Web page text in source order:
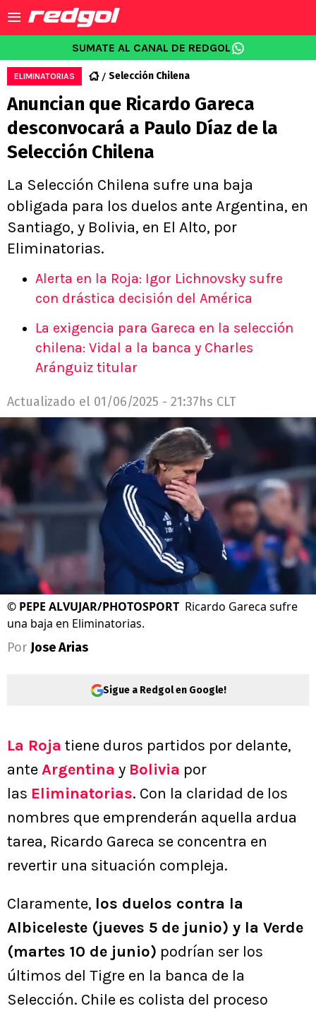
SUMATE AL CANAL DE REDGOL
ELIMINATORIAS Selección Chilena
Anuncian que Ricardo Gareca
desconvocará a Paulo Díaz de la
Selección Chilena
La Selección Chilena sufre una baja
obligada para los duelos ante Argentina, en
Santiago, y Bolivia, en El Alto, por
Eliminatorias.
Alerta en la Roja: Igor Lichnovsky sufre
con drástica decisión del América
La exigencia para Gareca en la selección
chilena: Vidal a la banca y Charles
Aránguiz titular
Actualizado el 01/06/2025 - 21:37hs CLT
© PEPE ALVUJAR/PHOTOSPORT Ricardo Gareca sufre
una baja en Eliminatorias.
Por Jose Arias
Sigue a Redgol en Google!
La Roja tiene duros partidos por delante,
anteArgentina y Bolivia por
las Eliminatorias. Con la claridad de los
nombres que emprenderán aquella ardua
tarea, Ricardo Gareca se concentra en
revertir una situación compleja.
Claramente, los duelos contra la
Albiceleste (jueves 5 de junio) y la Verde
(martes 10 de junio) podrían ser los
últimos del Tigre en la banca de la
Selección. Chile es colista del proceso